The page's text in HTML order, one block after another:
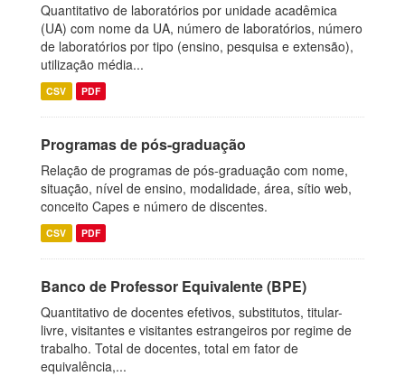
Quantitativo de laboratórios por unidade acadêmica
(UA) com nome da UA, número de laboratórios, número
de laboratórios por tipo (ensino, pesquisa e extensão),
utilização média...
CSV PDF
Programas de pós-graduação
Relação de programas de pós-graduação com nome,
situação, nível de ensino, modalidade, área, sítio web,
conceito Capes e número de discentes.
CSV PDF
Banco de Professor Equivalente (BPE)
Quantitativo de docentes efetivos, substitutos, titular-
livre, visitantes e visitantes estrangeiros por regime de
trabalho. Total de docentes, total em fator de
equivalência,...